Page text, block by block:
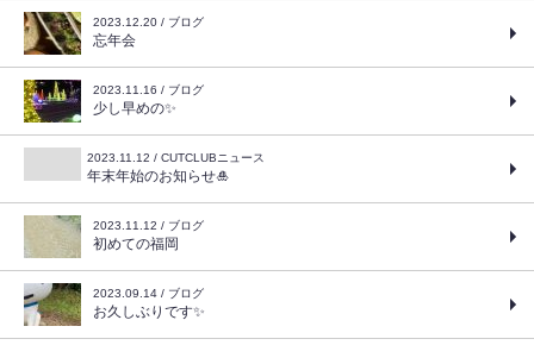
2023.12.20 / ブログ
忘年会
2023.11.16 / ブログ
少し早めの✨
2023.11.12 / CUTCLUBニュース
年末年始のお知らせ🎍
2023.11.12 / ブログ
初めての福岡
2023.09.14 / ブログ
お久しぶりです✨